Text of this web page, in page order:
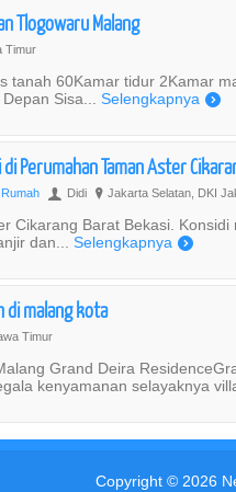
Tlogowaru Malang
Timur
tanah 60Kamar tidur 2Kamar
Sisa... Selengkapnya )
di Perumahan Taman Aster
Rumah U Didi ? Jakarta Selatan, DKI
Cikarang Barat Bekasi.
dan... Selengkapnya )
di malang kota
Timur
Grand Deira
kenyamanan selayaknya
Copyright © 2026